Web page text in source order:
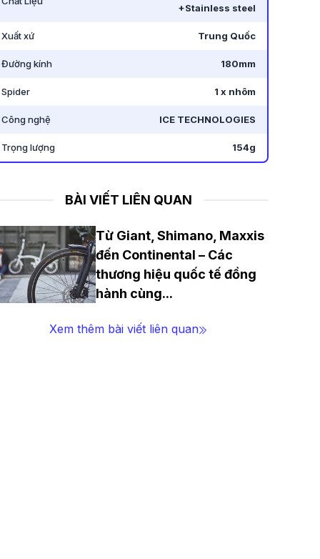
+Stainless steel
Xuất xứ Trung Quốc
Đường kính 180mm
Spider 1 x nhôm
Công nghệ ICE TECHNOLOGIES
Trọng lượng 154g
BÀI VIẾT LIÊN QUAN
Từ Giant, Shimano, Maxxis
đến Continental – Các
thương hiệu quốc tế đồng
hành cùng...
Xem thêm bài viết liên quan